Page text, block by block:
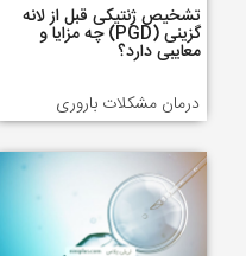
تشخیص ژنتیکی قبل از لانه
گزینی (PGD) چه مزایا و
معایبی دارد؟
درمان مشکلات باروری